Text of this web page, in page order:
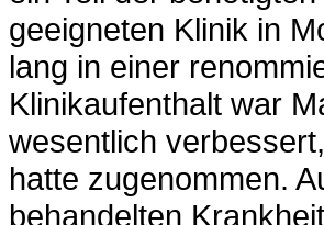
geeigneten Klinik in
lang in einer
Klinikaufenthalt war
wesentlich
hatte zugenommen.
behandelten